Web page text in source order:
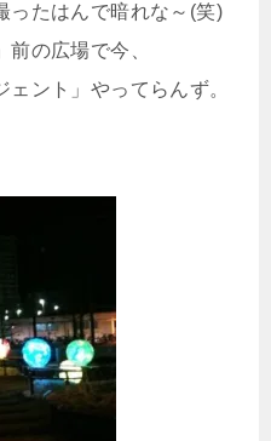
ったはんで暗れな～(笑)
の広場で今、
ェント」やってらんず。